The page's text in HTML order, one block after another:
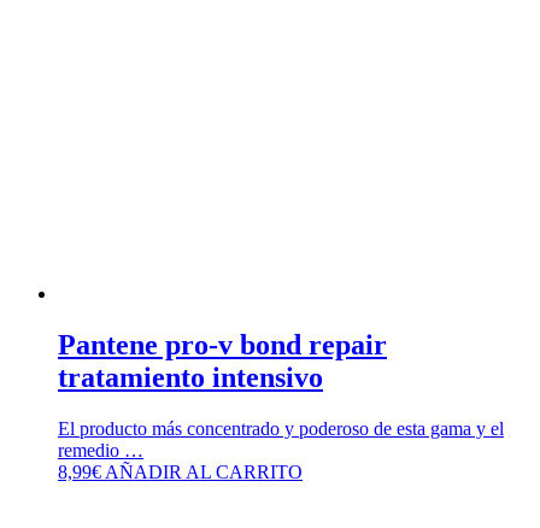
Pantene pro-v bond repair
tratamiento intensivo
El producto más concentrado y poderoso de esta gama y el
remedio …
8,99€ AÑADIR AL CARRITO